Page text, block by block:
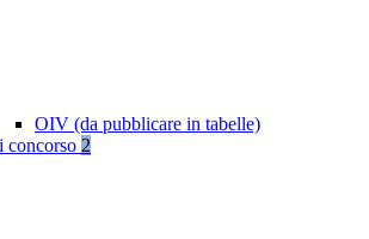
OIV (da pubblicare in tabelle)
concorso 2